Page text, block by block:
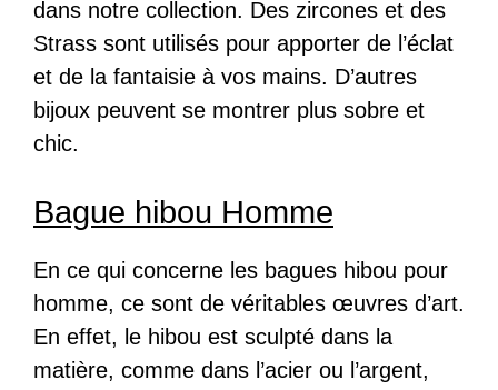
dans notre collection. Des zircones et des
Strass sont utilisés pour apporter de l’éclat
et de la fantaisie à vos mains. D’autres
bijoux peuvent se montrer plus sobre et
chic.
Bague hibou Homme
En ce qui concerne les bagues hibou pour
homme, ce sont de véritables œuvres d’art.
En effet, le hibou est sculpté dans la
matière, comme dans l’acier ou l’argent,